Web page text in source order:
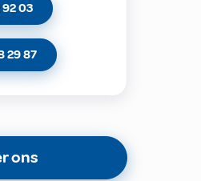
92 03
29 87
ons